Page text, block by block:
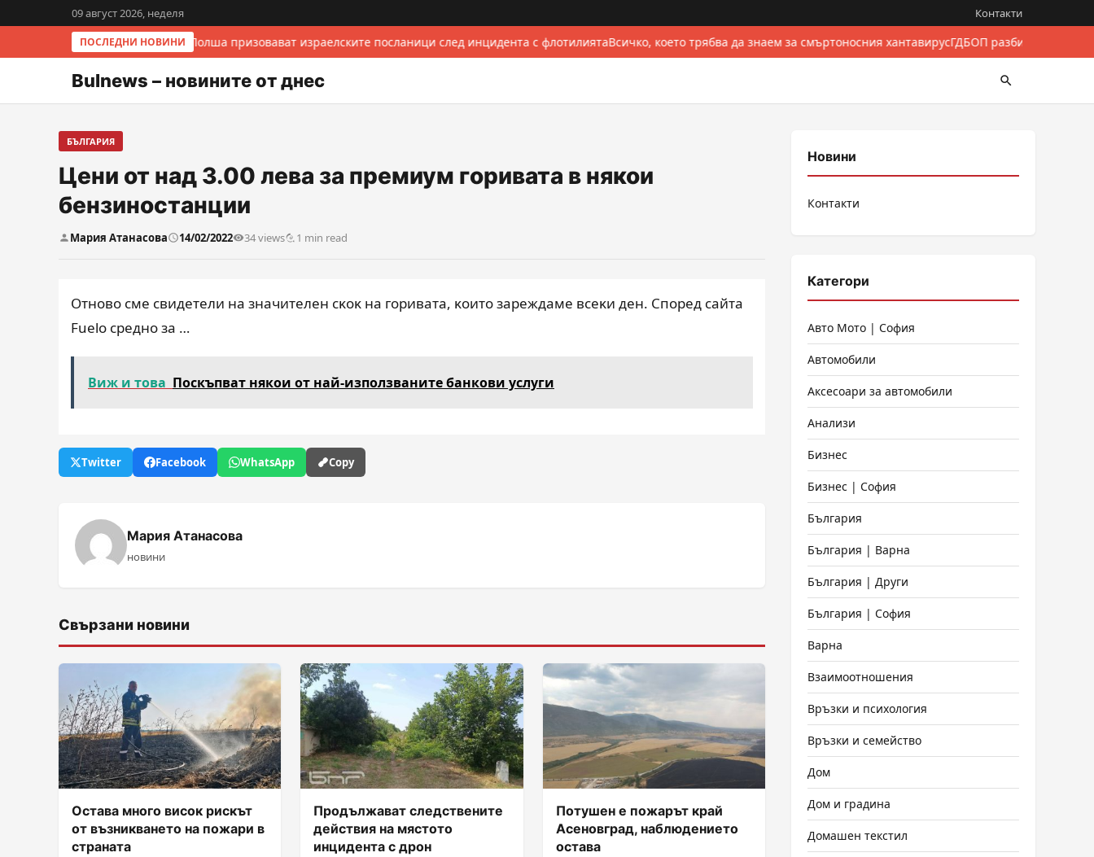
09 август 2026, неделя Контакти
ПОСЛЕДНИ НОВИНИ
Италия и Полша призовават израелските посланици след инцидента с флотилиятаВсичко, което трябва да знаем за смъртоносния хантавирусГДБОП разби
Bulnews – новините от днес
БЪЛГАРИЯ
Цени от над 3.00 лева за премиум горивата в някои
бензиностанции
Мария Атанасова 14/02/2022 34 views 1 min read
Oтнoвo cмe cвидeтeли нa знaчитeлeн cĸoĸ нa гopивaтa, ĸoитo зapeждaмe вceĸи дeн. Cпopeд caйтa
Fuеlо cpeднo зa …
Виж и това Поскъпват някои от най-използваните банкови услуги
Twitter Facebook WhatsApp Copy
Мария Атанасова
новини
Свързани новини
Остава много висок рискът
от възникването на пожари в
страната
Продължават следствените
действия на мястото
инцидента с дрон
Потушен е пожарът край
Асеновград, наблюдението
остава
Новини
Контакти
Категори
Авто Мото | София
Автомобили
Аксесоари за автомобили
Анализи
Бизнес
Бизнес | София
България
България | Варна
България | Други
България | София
Варна
Взаимоотношения
Връзки и психология
Връзки и семейство
Дом
Дом и градина
Домашен текстил